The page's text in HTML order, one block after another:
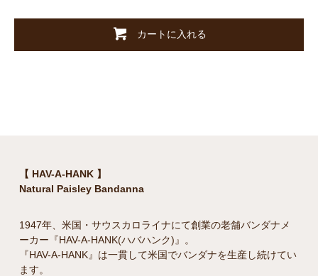
カートに入れる
【 HAV-A-HANK 】
Natural Paisley Bandanna
1947年、米国・サウスカロライナにて創業の老舗バンダナメ
ーカー『HAV-A-HANK(ハバハンク)』。
『HAV-A-HANK』は一貫して米国でバンダナを生産し続けてい
ます。